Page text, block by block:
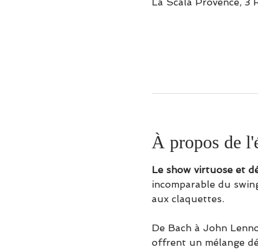
La Scala Provence, 3
À propos de
Le show virtuose et
incomparable du
aux claquettes.
De Bach à John
offrent un mélange